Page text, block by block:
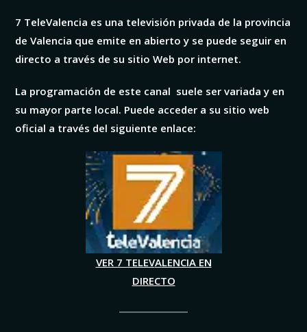
7 TeleValencia es una televisión privada de la provincia
de Valencia que emite en abierto y se puede seguir en
directo a través de su sitio Web por internet.
La programación de este canal suele ser variada y en
su mayor parte local. Puede acceder a su sitio web
oficial a través del siguiente enlace:
VER 7 TELEVALENCIA EN
DIRECTO